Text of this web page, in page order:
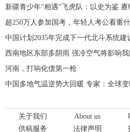
新疆青少年“相遇”飞虎队：以史为鉴 赓
超250万人参加国考，年轻人考公看重
中国计划2035年完成下一代北斗系统建
西南地区东部多阴雨 强冷空气将影响
河南，打响化债第一枪
中国多地气温逆势大回暖 专家：全球
关于我们 About us
供稿服务
法律声明